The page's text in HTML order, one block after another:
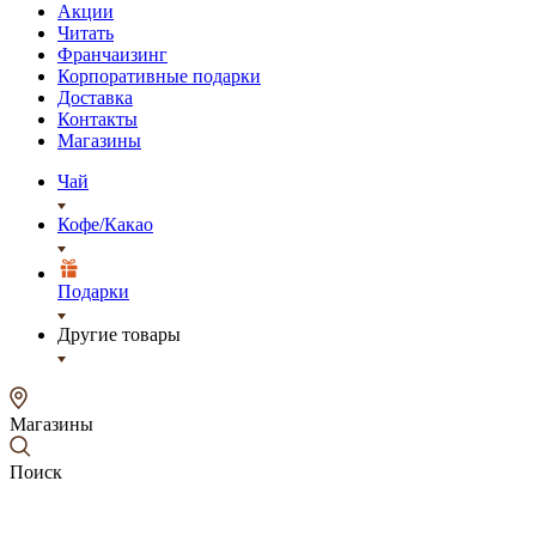
Акции
Читать
Франчаизинг
Корпоративные подарки
Доставка
Контакты
Магазины
Чай
Кофе/Какао
Подарки
Другие товары
Магазины
Поиск